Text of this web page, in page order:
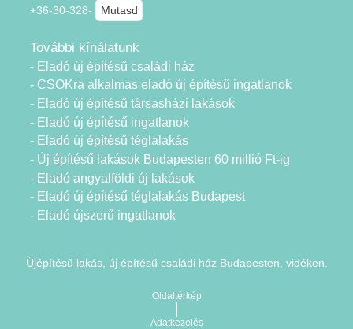
+36-30-328-
Mutasd
További kínálatunk
- Eladó új építésű családi ház
- CSOKra alkalmas eladó új építésű ingatlanok
- Eladó új építésű társasházi lakások
- Eladó új építésű ingatlanok
- Eladó új építésű téglalakás
- Új építésű lakások Budapesten 60 millió Ft-ig
- Eladó angyalföldi új lakások
- Eladó új építésű téglalakás Budapest
- Eladó újszerű ingatlanok
Újépítésű lakás, új építésű családi ház Budapesten, vidéken.
Oldaltérkép
Adatkezelés